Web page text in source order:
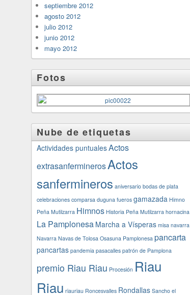
septiembre 2012
agosto 2012
julio 2012
junio 2012
mayo 2012
Fotos
Nube de etiquetas
Actividades puntualesActos
extrasanferminerosActos
sanfermineros aniversario bodas de plata
celebraciones comparsa duguna fueros gamazada Himno
Peña Mutilzarra Himnos Historia Peña Mutilzarra hornacina
La Pamplonesa Marcha a Vísperas misa navarra
Navarra Navas de Tolosa Osasuna Pamplonesa pancarta
pancartas pandemia pasacalles patrón de Pamplona
premio Riau Riau Procesión Riau
Riau riauriau Roncesvalles Rondallas Sancho el